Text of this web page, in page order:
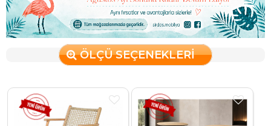
ÖLÇÜ SEÇENEKLERİ